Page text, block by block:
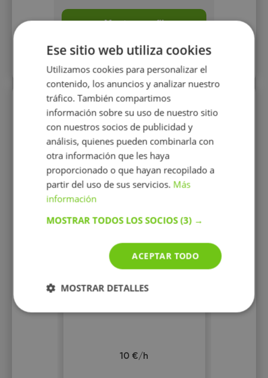
Mostrar perfil
Perfiles vistos
Paula Castro
estudios superiores con
ganas de enseñar.
10 €/h
Ese sitio web utiliza cookies
Utilizamos cookies para personalizar el
contenido, los anuncios y analizar nuestro
tráfico. También compartimos
información sobre su uso de nuestro sitio
con nuestros socios de publicidad y
análisis, quienes pueden combinarla con
otra información que les haya
proporcionado o que hayan recopilado a
partir del uso de sus servicios. Más
información
MOSTRAR TODOS LOS SOCIOS(3) →
ACEPTAR TODO
MOSTRAR DETALLES